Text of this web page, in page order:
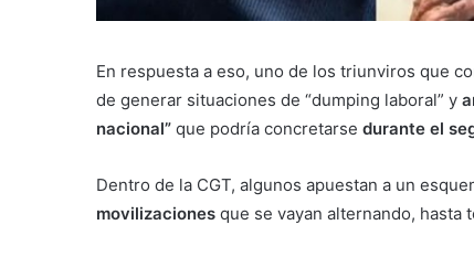
En respuesta a eso, uno de los triunviros que
de generar situaciones de “dumping laboral” y
nacional” que podría concretarse durante el
Dentro de la CGT, algunos apuestan a un
movilizaciones que se vayan alternando, hasta